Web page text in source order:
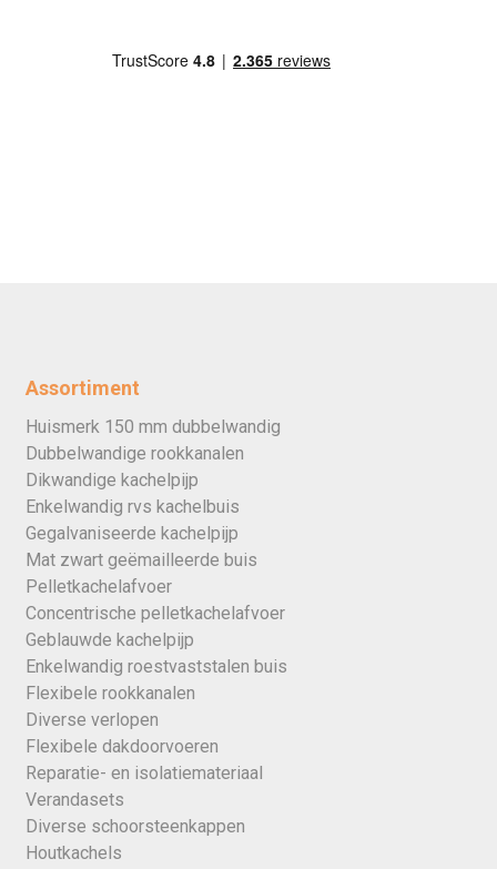
Assortiment
Huismerk 150 mm dubbelwandig
Dubbelwandige rookkanalen
Dikwandige kachelpijp
Enkelwandig rvs kachelbuis
Gegalvaniseerde kachelpijp
Mat zwart geëmailleerde buis
Pelletkachelafvoer
Concentrische pelletkachelafvoer
Geblauwde kachelpijp
Enkelwandig roestvaststalen buis
Flexibele rookkanalen
Diverse verlopen
Flexibele dakdoorvoeren
Reparatie- en isolatiemateriaal
Verandasets
Diverse schoorsteenkappen
Houtkachels